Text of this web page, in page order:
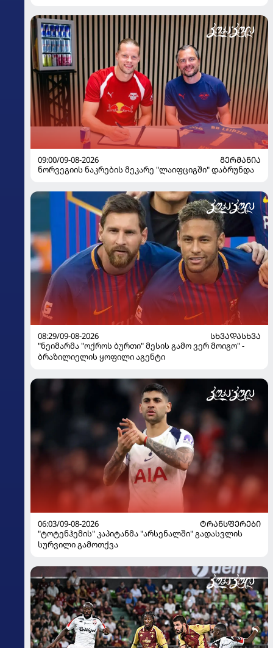
09:00/09-08-2026
ᲒᲔᲠᲛᲐᲜᲘᲐ
ნორვეგიის ნაკრების მეკარე "ლაიფციგში" დაბრუნდა
08:29/09-08-2026
ᲡᲮᲕᲐᲓᲐᲡᲮᲕᲐ
"ნეიმარმა "ოქროს ბურთი" მესის გამო ვერ მოიგო" -
ბრაზილიელის ყოფილი აგენტი
06:03/09-08-2026
ᲢᲠᲐᲜᲡᲤᲔᲠᲔᲑᲘ
"ტოტენჰემის" კაპიტანმა "არსენალში" გადასვლის
სურვილი გამოთქვა